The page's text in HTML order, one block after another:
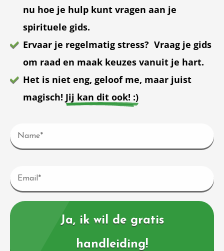
nu hoe je hulp kunt vragen aan je
spirituele gids.
Ervaar je regelmatig stress? Vraag je gids
om raad en maak keuzes vanuit je hart.
Het is niet eng, geloof me, maar juist
magisch! Jij kan dit ook! :)
Ja, ik wil de gratis
handleiding!
te
Ze
en
kan de
te
over
van